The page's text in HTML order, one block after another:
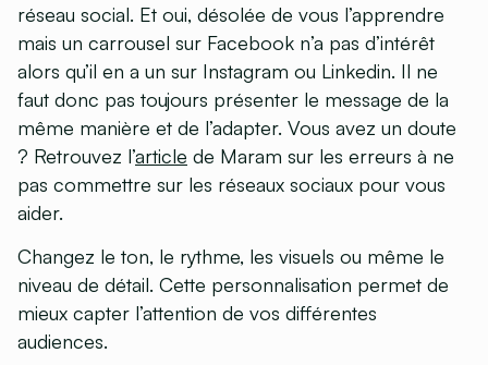
réseau social. Et oui, désolée de vous l’apprendre
mais un carrousel sur Facebook n’a pas d’intérêt
alors qu’il en a un sur Instagram ou Linkedin. Il ne
faut donc pas toujours présenter le message de la
même manière et de l’adapter. Vous avez un doute
? Retrouvez l’article de Maram sur les erreurs à ne
pas commettre sur les réseaux sociaux pour vous
aider.
Changez le ton, le rythme, les visuels ou même le
niveau de détail. Cette personnalisation permet de
mieux capter l’attention de vos différentes
audiences.